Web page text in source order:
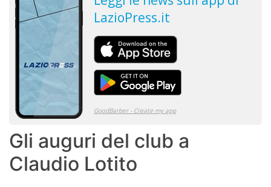
Gli auguri del club a
Claudio Lotito